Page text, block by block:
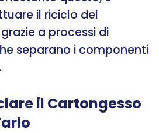
il riciclo del
a processi di
separano i componenti
il Cartongesso